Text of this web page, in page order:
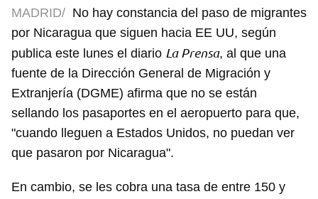
MADRID/ No hay constancia del paso de migrantes
por Nicaragua que siguen hacia EE UU, según
publica este lunes el diario La Prensa, al que una
fuente de la Dirección General de Migración y
Extranjería (DGME) afirma que no se están
sellando los pasaportes en el aeropuerto para que,
"cuando lleguen a Estados Unidos, no puedan ver
que pasaron por Nicaragua".
En cambio, se les cobra una tasa de entre 150 y